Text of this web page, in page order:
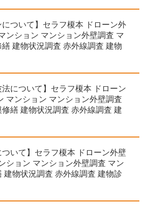
について】セラフ榎本 ドローン外
ンション マンション外壁調査 マ
建物状況調査 赤外線調査 建物
法について】セラフ榎本 ドローン
マンション マンション外壁調査
繕 建物状況調査 赤外線調査 建
ついて】セラフ榎本 ドローン外壁
ション マンション外壁調査 マン
建物状況調査 赤外線調査 建物診